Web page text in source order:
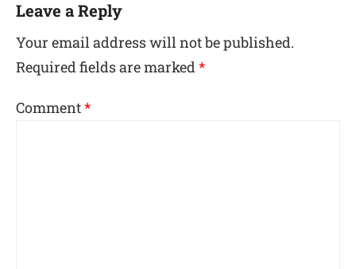
Leave a Reply
Your email address will not be published.
Required fields are marked *
Comment*